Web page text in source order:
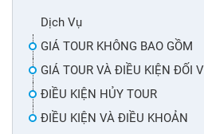
Dịch Vụ
GIÁ TOUR KHÔNG BAO GỒM
GIÁ TOUR VÀ ĐIỀU KIỆN ĐỐI
ĐIỀU KIỆN HỦY TOUR
ĐIỀU KIỆN VÀ ĐIỀU KHOẢN